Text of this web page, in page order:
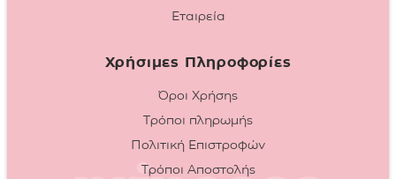
Εταιρεία
Χρήσιμες Πληροφορίες
Όροι Χρήσης
Τρόποι πληρωμής
Πολιτική Επιστροφών
Τρόποι Αποστολής